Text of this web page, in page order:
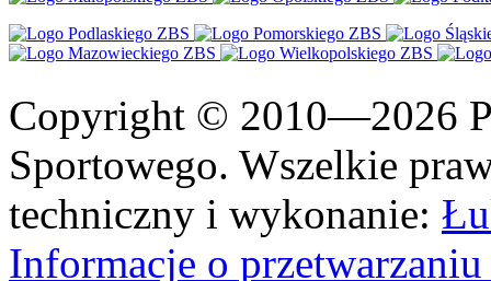
Copyright © 2010—2026
Sportowego. Wszelkie
techniczny i wykonanie:
Informacje o